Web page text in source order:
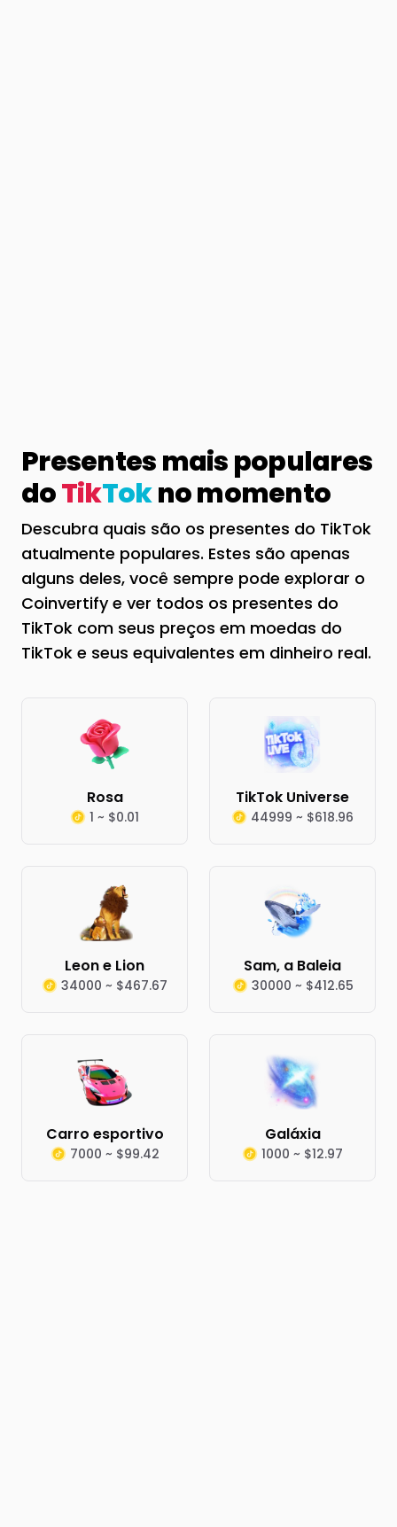
Presentes mais populares
doTikTokno momento
Descubra quais são os presentes do TikTok
atualmente populares. Estes são apenas
alguns deles, você sempre pode explorar o
Coinvertify e ver todos os presentes do
TikTok com seus preços em moedas do
TikTok e seus equivalentes em dinheiro real.
Rosa
1 ~ $0.01
TikTok Universe
44999 ~ $618.96
Leon e Lion
34000 ~ $467.67
Sam, a Baleia
30000 ~ $412.65
Carro esportivo
7000 ~ $99.42
Galáxia
1000 ~ $12.97